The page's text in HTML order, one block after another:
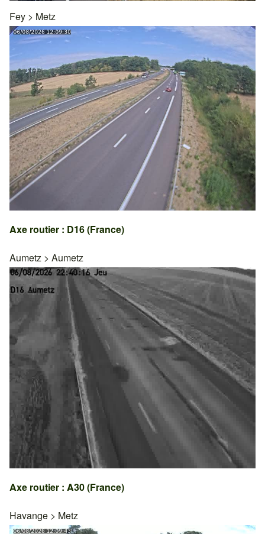
Fey > Metz
Axe routier : D16 (France)
Aumetz > Aumetz
Axe routier : A30 (France)
Havange > Metz